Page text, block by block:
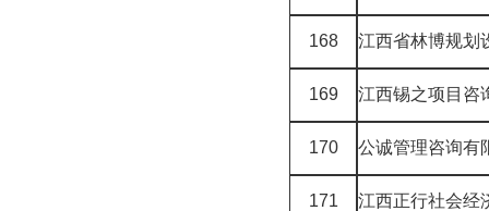
168 江西省林博规划
169 江西锡之项目咨
170 公诚管理咨询有
171 江西正行社会经